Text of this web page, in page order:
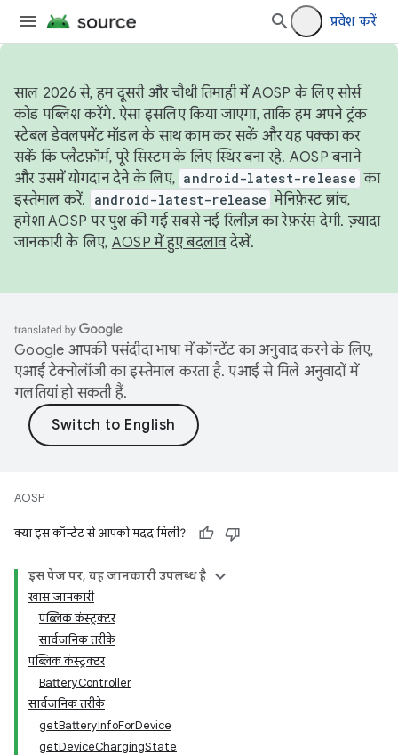
प्रवेश करें
साल 2026 से, हम दूसरी और चौथी तिमाही में AOSP के लिए सोर्स
कोड पब्लिश करेंगे. ऐसा इसलिए किया जाएगा, ताकि हम अपने ट्रंक
स्टेबल डेवलपमेंट मॉडल के साथ काम कर सकें और यह पक्का कर
सकें कि प्लैटफ़ॉर्म, पूरे सिस्टम के लिए स्थिर बना रहे. AOSP बनाने
और उसमें योगदान देने के लिए, android-latest-release का
इस्तेमाल करें.
android-latest-release मेनिफ़ेस्ट ब्रांच,
हमेशा AOSP पर पुश की गई सबसे नई रिलीज़ का रेफ़रंस देगी. ज़्यादा
जानकारी के लिए, AOSP में हुए बदलावदेखें.
Google आपकी पसंदीदा भाषा में कॉन्टेंट का अनुवाद करने के लिए,
एआई टेक्नोलॉजी का इस्तेमाल करता है. एआई से मिले अनुवादों में
गलतियां हो सकती हैं.
AOSP
क्या इस कॉन्टेंट से आपको मदद मिली?
इस पेज पर, यह जानकारी उपलब्ध है
खास जानकारी
पब्लिक कंस्ट्रक्टर
सार्वजनिक तरीके
पब्लिक कंस्ट्रक्टर
BatteryController
सार्वजनिक तरीके
getBatteryInfoForDevice
getDeviceChargingState